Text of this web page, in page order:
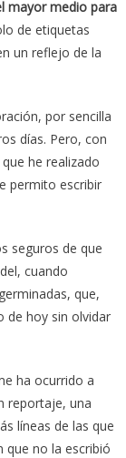
mayor medio para
de etiquetas
un reflejo de la
por sencilla
días. Pero, con
he realizado
permito escribir
seguros de que
cuando
que,
de hoy sin olvidar
ha ocurrido a
reportaje, una
líneas de las que
que no la escribió